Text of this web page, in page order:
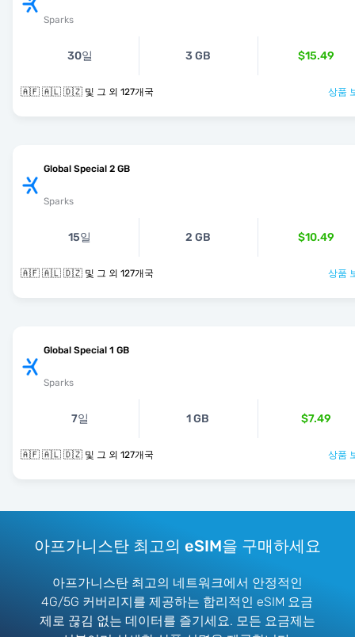
Sparks
30일 3 GB $15.49
🇦🇫 🇦🇱 🇩🇿 및 그 외 127개국 상품
Global Special 2 GB
Sparks
15일 2 GB $10.49
🇦🇫 🇦🇱 🇩🇿 및 그 외 127개국 상품
Global Special 1 GB
Sparks
7일 1 GB $7.49
🇦🇫 🇦🇱 🇩🇿 및 그 외 127개국 상품
아프가니스탄 최고의 eSIM을 구매하세요
아프가니스탄 최고의 네트워크에서 안정적인
4G/5G 커버리지를 제공하는 합리적인 eSIM 요금
제로 끊김 없는 데이터를 즐기세요. 모든 요금제는